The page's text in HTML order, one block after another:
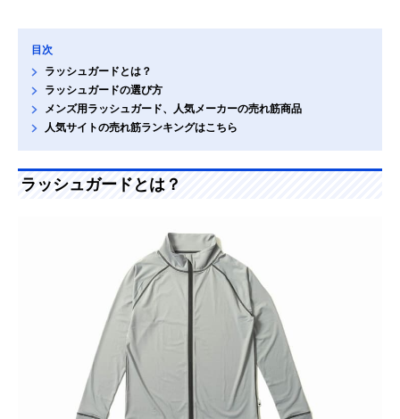
目次
ラッシュガードとは？
ラッシュガードの選び方
メンズ用ラッシュガード、人気メーカーの売れ筋商品
人気サイトの売れ筋ランキングはこちら
ラッシュガードとは？